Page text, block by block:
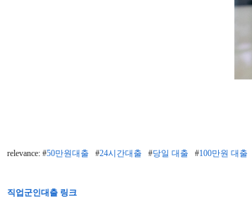
relevance: #50만원대출 #24시간대출 #당일 대출 #100만원 대출
직업군인대출 링크